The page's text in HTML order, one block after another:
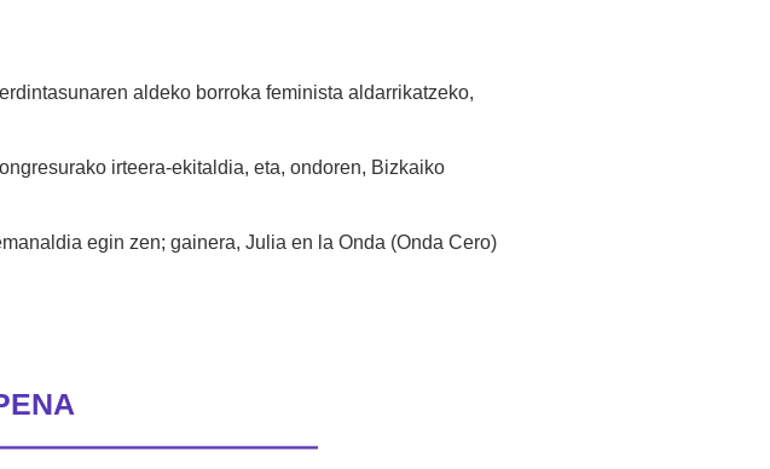
aldeko borroka feminista aldarrikatzeko,
irteera-ekitaldia, eta, ondoren, Bizkaiko
egin zen; gainera, Julia en la Onda (Onda Cero)